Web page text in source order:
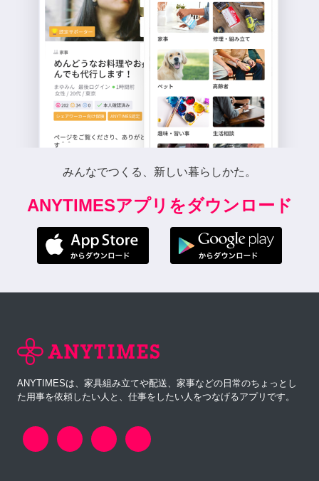
みんなでつくる、新しい暮らしかた。
ANYTIMESアプリをダウンロード
ANYTIMESは、家具組み立てや配送、家事などの日常のちょっとし
た用事を依頼したい人と、仕事をしたい人をつなげるアプリです。